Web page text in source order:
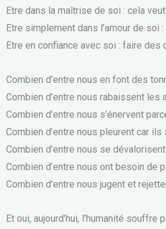
Etre dans la maîtrise de soi : cela
Etre simplement dans l’amour de soi :
Etre en confiance avec soi : faire des
Combien d’entre nous en font des
Combien d’entre nous rabaissent les
Combien d’entre nous s’énervent
Combien d’entre nous pleurent car
Combien d’entre nous se
Combien d’entre nous ont besoin de
Combien d’entre nous jugent et
Et oui, aujourd’hui, l’humanité souffre